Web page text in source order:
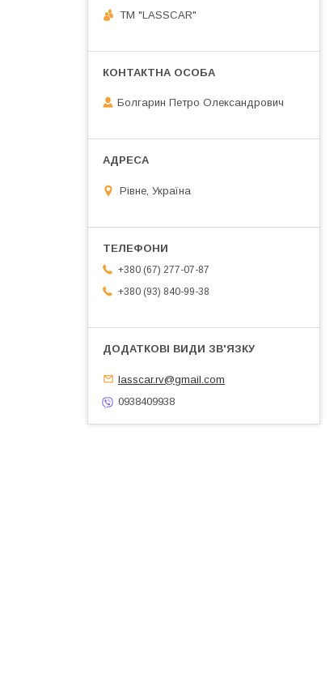
ТМ "LASSCAR"
Болгарин Петро Олександрович
Рівне, Україна
+380 (67) 277-07-87
+380 (93) 840-99-38
lasscar.rv@gmail.com
0938409938